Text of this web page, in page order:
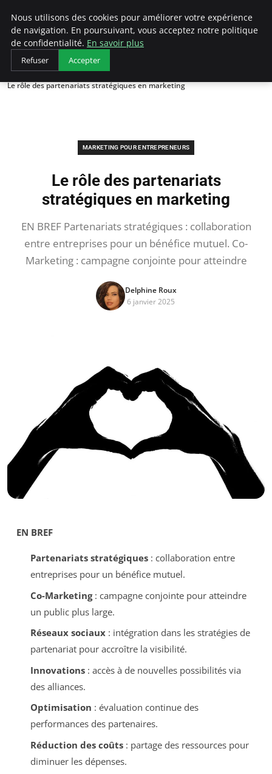
LECFCM
Accueil
Marketing pour entrepreneurs
Le rôle des partenariats stratégiques en marketing
MARKETING POUR ENTREPRENEURS
Le rôle des partenariats
stratégiques en marketing
EN BREF Partenariats stratégiques : collaboration
entre entreprises pour un bénéfice mutuel. Co-
Marketing : campagne conjointe pour atteindre
Delphine Roux
6 janvier 2025
EN BREF
Partenariats stratégiques: collaboration entre
entreprises pour un bénéfice mutuel.
Co-Marketing: campagne conjointe pour atteindre
un public plus large.
Réseaux sociaux: intégration dans les stratégies de
partenariat pour accroître la visibilité.
Innovations: accès à de nouvelles possibilités via
des alliances.
Optimisation : évaluation continue des
performances des partenaires.
Réduction des coûts: partage des ressources pour
diminuer les dépenses.
Nous utilisons des cookies pour améliorer votre expérience
de navigation. En poursuivant, vous acceptez notre politique
de confidentialité. En savoir plus
Refuser Accepter